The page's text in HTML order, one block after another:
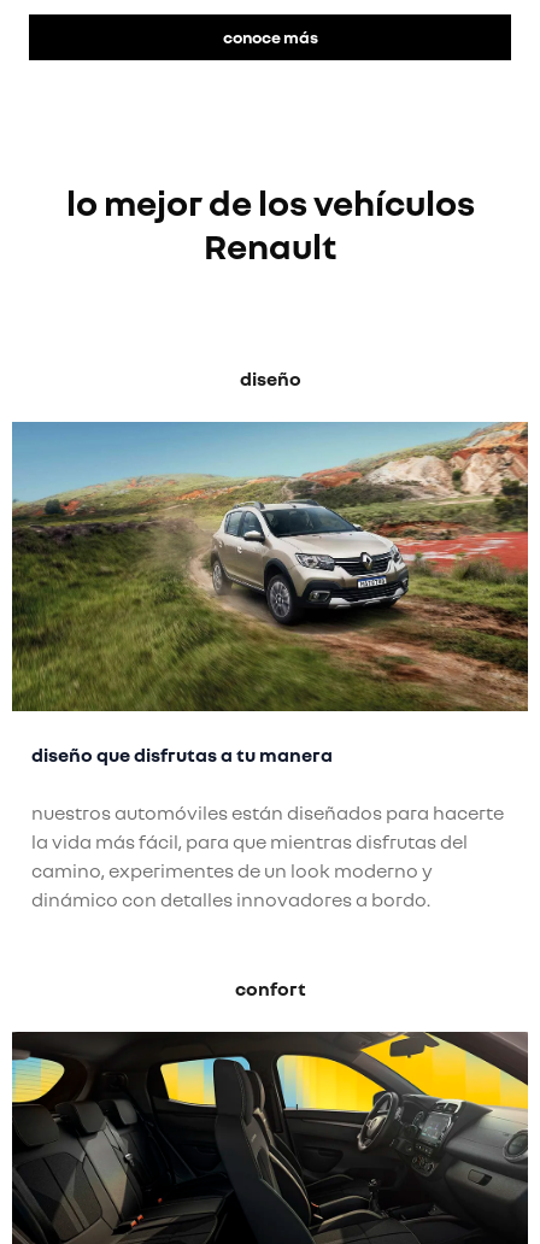
conoce más
lo mejor de los vehículos
Renault
diseño
diseño que disfrutas a tu manera
nuestros automóviles están diseñados para hacerte
la vida más fácil, para que mientras disfrutas del
camino, experimentes de un look moderno y
dinámico con detalles innovadores a bordo.
confort